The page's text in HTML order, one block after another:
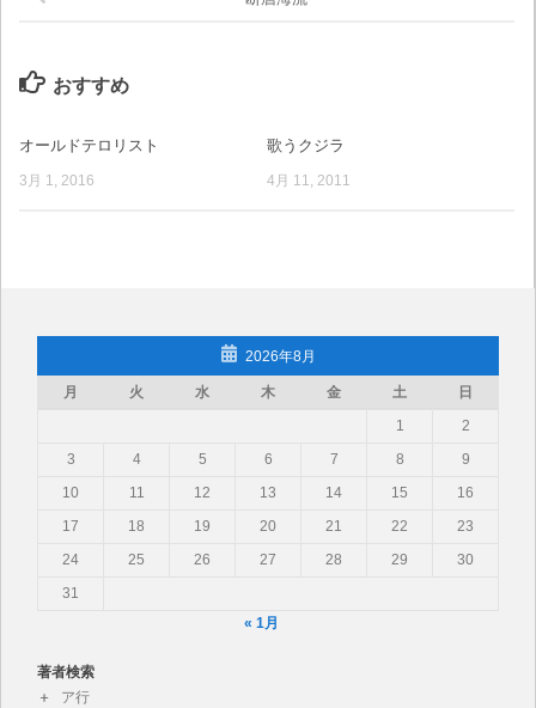
おすすめ
オールドテロリスト
3月 1, 2016
歌うクジラ
4月 11, 2011
2026年8月
月 火 水 木 金 土
日
1
2
3
4 5 6 7 8
9
10
11 12 13 14 15
16
17
18 19 20 21 22
23
24
25 26 27 28 29
30
31
« 1月
著者検索
ア行